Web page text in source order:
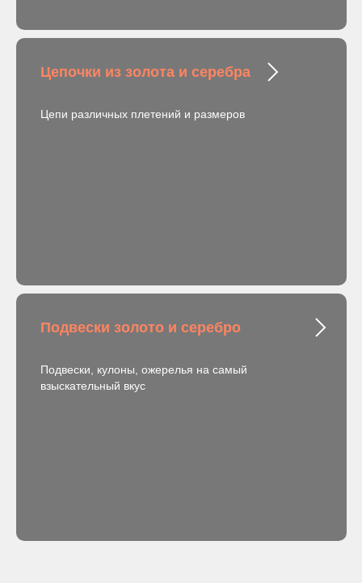
Цепочки из золота и серебра
Цепи различных плетений и размеров
Подвески золото и серебро
Подвески, кулоны, ожерелья на самый
взыскательный вкус